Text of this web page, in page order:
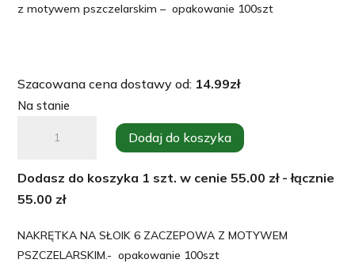
z motywem pszczelarskim – opakowanie 100szt
Szacowana cena dostawy od: 14.99zł
Na stanie
Zakrętka
pszczelarska
fi82
Dodaj do koszyka
Dodasz do koszyka 1 szt. w cenie55.00 zł - łącznie
55.00 zł
NAKRĘTKA NA SŁOIK 6 ZACZEPOWA Z MOTYWEM
PSZCZELARSKIM.- opakowanie 100szt